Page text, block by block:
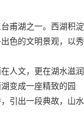
甫湖之一。西湖积淀
色的文明景观，以秀
人文，更在湖水滋润
变成一座精致的园
引出一段典故，山水